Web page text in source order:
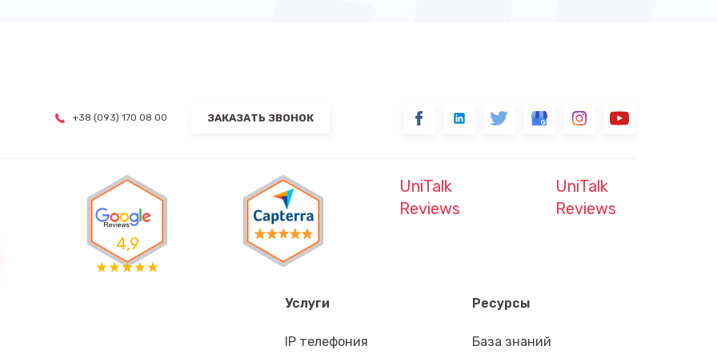
+38 (093) 170 08 00 ЗАКАЗАТЬ ЗВОНОК
4,9
UniTalk
Reviews
UniTalk
Reviews
Услуги
IP телефония
Ресурсы
База знаний